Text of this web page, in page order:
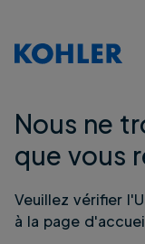
Nous ne
que vous
Veuillez vérifier
à la page